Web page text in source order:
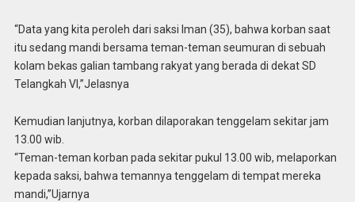
“Data yang kita peroleh dari saksi Iman (35), bahwa korban saat
itu sedang mandi bersama teman-teman seumuran di sebuah
kolam bekas galian tambang rakyat yang berada di dekat SD
Telangkah VI,”Jelasnya
Kemudian lanjutnya, korban dilaporakan tenggelam sekitar jam
13.00 wib.
“Teman-teman korban pada sekitar pukul 13.00 wib, melaporkan
kepada saksi, bahwa temannya tenggelam di tempat mereka
mandi,”Ujarnya